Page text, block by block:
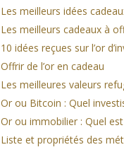
Les meilleurs idées
Les meilleurs cadeaux à
10 idées reçues sur l’or
Offrir de l’or en cadeau
Les meilleures valeurs
Or ou Bitcoin : Quel
Or ou immobilier : Quel
Liste et propriétés des